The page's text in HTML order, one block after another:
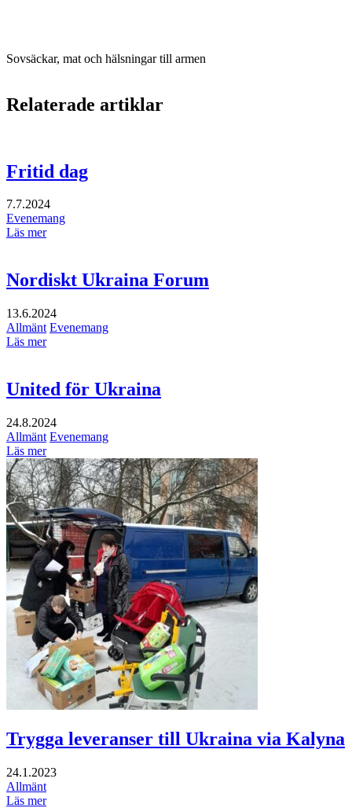
Sovsäckar, mat och hälsningar till armen
Relaterade artiklar
Fritid dag
7.7.2024
Evenemang
Läs mer
Nordiskt Ukraina Forum
13.6.2024
Allmänt Evenemang
Läs mer
United för Ukraina
24.8.2024
Allmänt Evenemang
Läs mer
Trygga leveranser till Ukraina via Kalyna
24.1.2023
Allmänt
Läs mer